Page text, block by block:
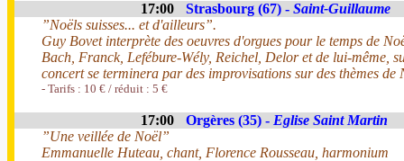
17:00 Strasbourg (67) - Saint-Guillaume
”Noëls suisses... et d'ailleurs”.
Guy Bovet interprète des oeuvres d'orgues pour le temps de
Bach, Franck, Lefébure-Wély, Reichel, Delor et de lui-même,
concert se terminera par des improvisations sur des thèmes
- Tarifs : 10 € / réduit : 5 €
17:00 Orgères (35) - Eglise Saint Martin
”Une veillée de Noël”
Emmanuelle Huteau, chant, Florence Rousseau, harmonium